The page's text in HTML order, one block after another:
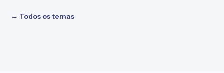
← Todos os temas